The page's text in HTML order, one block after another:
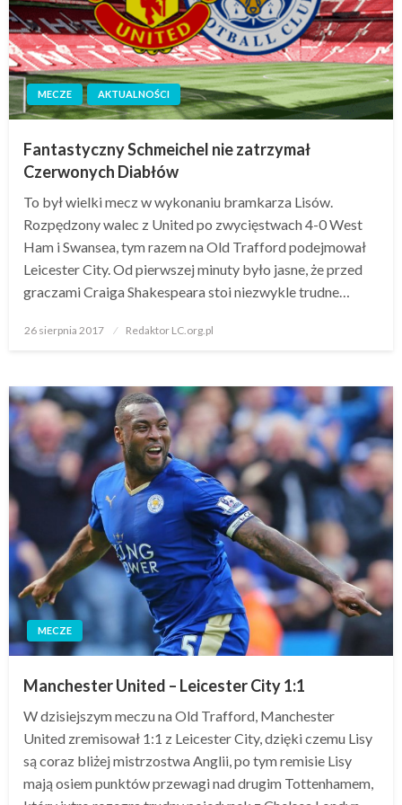
MECZE AKTUALNOŚCI
Fantastyczny Schmeichel nie zatrzymał
Czerwonych Diabłów
To był wielki mecz w wykonaniu bramkarza Lisów.
Rozpędzony walec z United po zwycięstwach 4-0 West
Ham i Swansea, tym razem na Old Trafford podejmował
Leicester City. Od pierwszej minuty było jasne, że przed
graczami Craiga Shakespeara stoi niezwykle trudne…
Opublikowane
26 sierpnia 2017 Redaktor LC.org.pl
MECZE
Manchester United – Leicester City 1:1
W dzisiejszym meczu na Old Trafford, Manchester
United zremisował 1:1 z Leicester City, dzięki czemu Lisy
są coraz bliżej mistrzostwa Anglii, po tym remisie Lisy
mają osiem punktów przewagi nad drugim Tottenhamem,